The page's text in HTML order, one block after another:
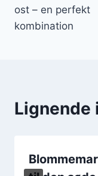
ost – en perfekt
kombination